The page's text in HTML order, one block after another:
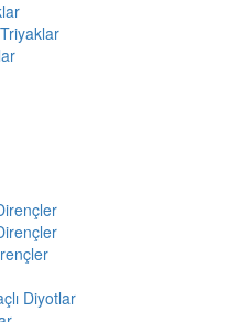
Diyotlar